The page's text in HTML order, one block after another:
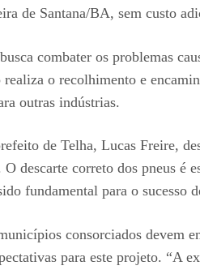
de Santana/BA, sem custo
combater os problemas
o recolhimento e
outras indústrias.
de Telha, Lucas Freire,
O descarte correto dos pneus
fundamental para o sucesso
consorciados devem
para este projeto. “A